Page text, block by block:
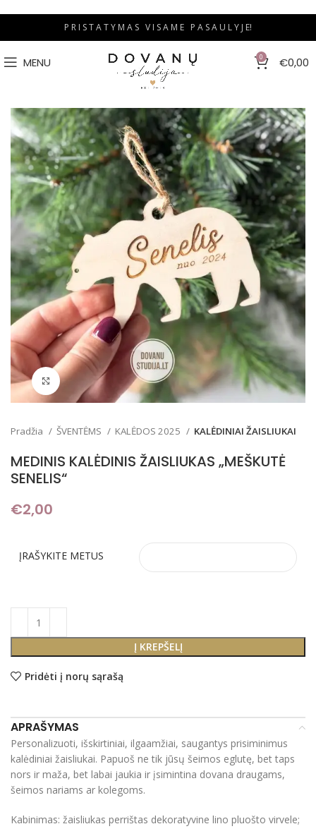
P R I S T A T Y M A S V I S A M E P A S A U L Y J E!
MENU 0 €0,00
Padidinti
Pradžia ŠVENTĖMS KALĖDOS 2025 KALĖDINIAI ŽAISLIUKAI
MEDINIS KALĖDINIS ŽAISLIUKAS „MEŠKUTĖ
SENELIS“
€2,00
ĮRAŠYKITE METUS
Į KREPŠELĮ
Pridėti į norų sąrašą
APRAŠYMAS
Personalizuoti, išskirtiniai, ilgaamžiai, saugantys prisiminimus
kalėdiniai žaisliukai. Papuoš ne tik jūsų šeimos eglutę, bet taps
nors ir maža, bet labai jaukia ir įsimintina dovana draugams,
šeimos nariams ar kolegoms.
Kabinimas: žaisliukas perrištas dekoratyvine lino pluošto virvele;